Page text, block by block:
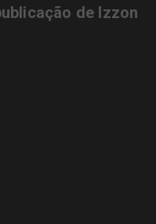
de Izzon